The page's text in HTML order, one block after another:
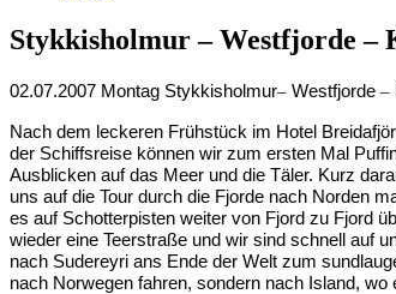
Stykkisholmur – Westfjorde –
02.07.2007 Montag Stykkisholmur– Westfjorde –
Nach dem leckeren Frühstück im Hotel
der Schiffsreise können wir zum ersten Mal
Ausblicken auf das Meer und die Täler. Kurz
uns auf die Tour durch die Fjorde nach Norden
es auf Schotterpisten weiter von Fjord zu Fjord
wieder eine Teerstraße und wir sind schnell auf
nach Sudereyri ans Ende der Welt zum
nach Norwegen fahren, sondern nach Island,